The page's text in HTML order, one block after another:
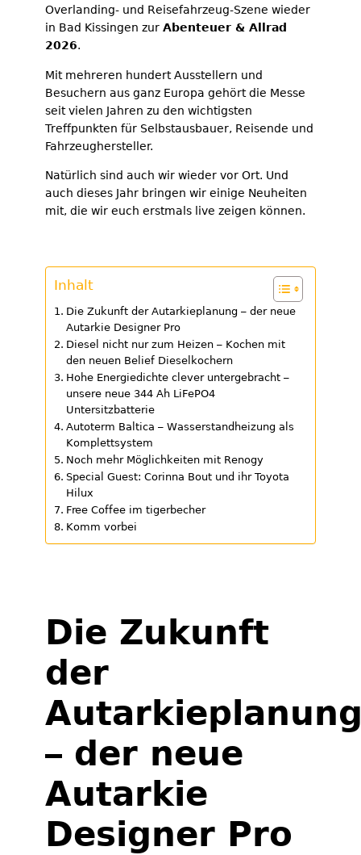
Overlanding- und Reisefahrzeug-Szene wieder
in Bad Kissingen zur Abenteuer & Allrad
2026.
Mit mehreren hundert Ausstellern und
Besuchern aus ganz Europa gehört die Messe
seit vielen Jahren zu den wichtigsten
Treffpunkten für Selbstausbauer, Reisende und
Fahrzeughersteller.
Natürlich sind auch wir wieder vor Ort. Und
auch dieses Jahr bringen wir einige Neuheiten
mit, die wir euch erstmals live zeigen können.
Inhalt
Die Zukunft der Autarkieplanung – der neue
Autarkie Designer Pro
Diesel nicht nur zum Heizen – Kochen mit
den neuen Belief Dieselkochern
Hohe Energiedichte clever untergebracht –
unsere neue 344 Ah LiFePO4
Untersitzbatterie
Autoterm Baltica – Wasserstandheizung als
Komplettsystem
Noch mehr Möglichkeiten mit Renogy
Special Guest: Corinna Bout und ihr Toyota
Hilux
Free Coffee im tigerbecher
Komm vorbei
Die Zukunft
der
– der neue
Autarkie
Designer Pro